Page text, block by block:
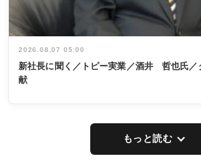
2026.08.07 05:00
新社長に聞く／トピー実業／酒井 哲也氏／
献
もっと読む